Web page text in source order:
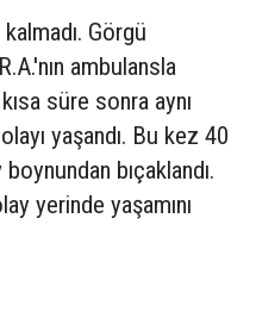
Görgü
ambulansla
süre sonra aynı
yaşandı. Bu kez 40
bıçaklandı.
yerinde yaşamını